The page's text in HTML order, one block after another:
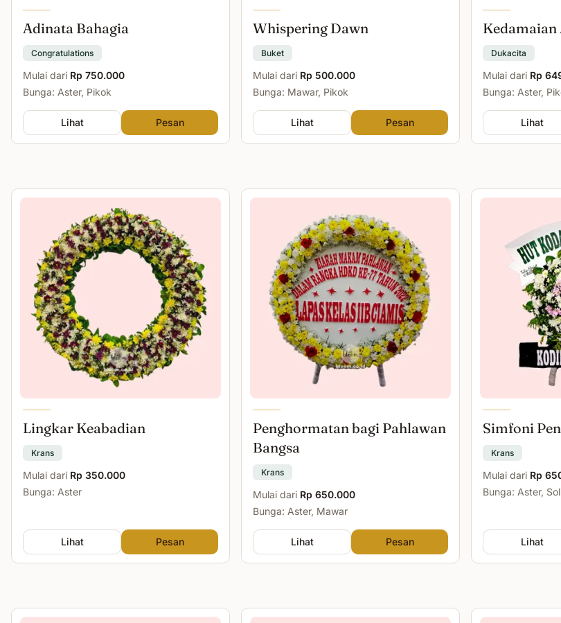
Adinata Bahagia
Congratulations
Mulai dari Rp 750.000
Bunga: Aster, Pikok
Lihat Pesan
Whispering Dawn
Buket
Mulai dari Rp 500.000
Bunga: Mawar, Pikok
Lihat Pesan
Kedamaian
Dukacita
Mulai dari Rp
Bunga: Aster,
Lihat
Lingkar Keabadian
Krans
Mulai dari Rp 350.000
Bunga: Aster
Lihat Pesan
Penghormatan bagi Pahlawan
Bangsa
Krans
Mulai dari Rp 650.000
Bunga: Aster, Mawar
Lihat Pesan
Simfoni
Krans
Mulai dari Rp
Bunga: Aster,
Lihat